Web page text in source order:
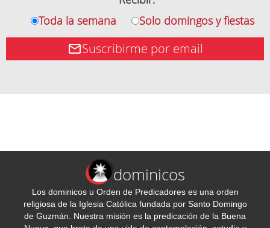
Toda la semana
Solo domingos y fiestas
Suscribirme por email
dominicos
Los dominicos u Orden de Predicadores es una orden
religiosa de la Iglesia Católica fundada por Santo Domingo
de Guzmán. Nuestra misión es la predicación de la Buena